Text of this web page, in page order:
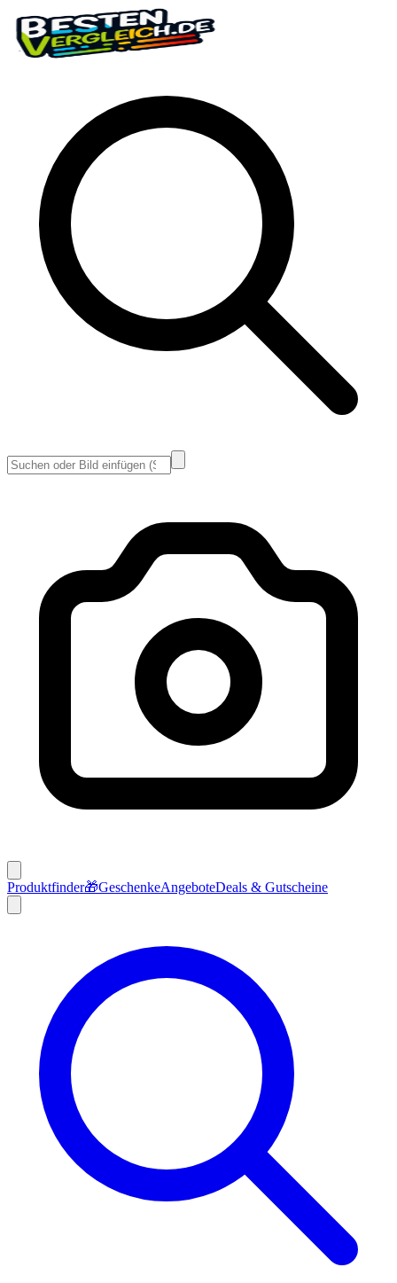
Produktfinder🎁GeschenkeAngeboteDeals & Gutscheine